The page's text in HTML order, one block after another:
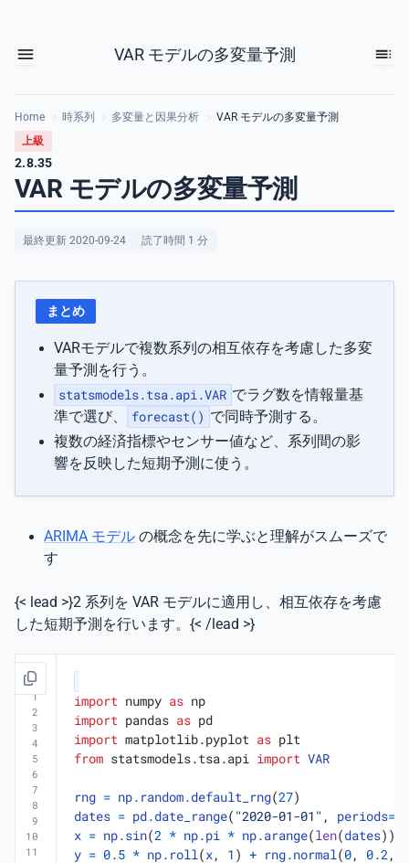
VAR モデルの多変量予測
Home 時系列 多変量と因果分析
VAR モデルの多変量予測
上級
2.8.35
VAR モデルの多変量予測
最終更新 2020-09-24 読了時間 1 分
まとめ
VARモデルで複数系列の相互依存を考慮した多変
量予測を行う。
statsmodels.tsa.api.VAR でラグ数を情報量基
準で選び、
forecast() で同時予測する。
複数の経済指標やセンサー値など、系列間の影
響を反映した短期予測に使う。
ARIMA モデル の概念を先に学ぶと理解がスムーズで
す
{< lead >}2 系列を VAR モデルに適用し、相互依存を考慮
した短期予測を行います。{< /lead >}
1
import numpy as np
import pandas as pd
import matplotlib.pyplot as plt
from statsmodels.tsa.api import VAR
rng = np. random.default_rng(27)
dates = pd.date_range( "2020-01-01" , periods=
x = np.sin(2 * np.pi * np.arange(len(dates))
y = 0.5 * np. roll(x, 1 ) + rng.normal(0, 0.2,